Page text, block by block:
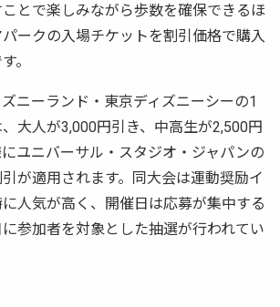
とで楽しみながら歩数を確保できるほ
ークの入場チケットを割引価格で購入
。
ニーランド・東京ディズニーシーの1
大人が3,000円引き、中高生が2,500円
ユニバーサル・スタジオ・ジャパンの
が適用されます。同大会は運動奨励イ
人気が高く、開催日は応募が集中する
参加者を対象とした抽選が行われてい